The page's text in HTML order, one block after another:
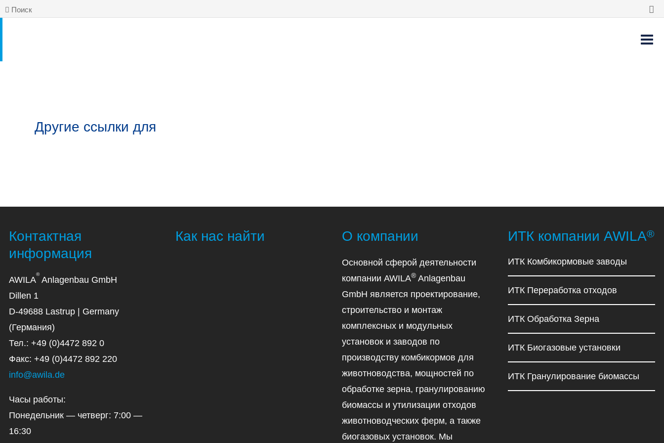
Поиск
Другие ссылки для
Контактная
информация
AWILA
®
Anlagenbau GmbH
Dillen 1
D-49688 Lastrup | Germany
(Германия)
Тел.: +49 (0)4472 892 0
Факс: +49 (0)4472 892 220
info@awila.de
Часы работы:
Понедельник — четверг: 7:00 —
16:30
Как нас найти О компании
Основной сферой деятельности
компании AWILA®Anlagenbau
GmbH является проектирование,
строительство и монтаж
комплексных и модульных
установок и заводов по
производству комбикормов для
животноводства, мощностей по
обработке зерна, гранулированию
биомассы и утилизации отходов
животноводческих ферм, а также
биогазовых установок. Мы
ИТК компании AWILA®
ИТК Комбикормовые заводы
ИТК Переработка отходов
ИТК Обработка Зерна
ИТК Биогазовые установки
ИТК Гранулирование биомассы